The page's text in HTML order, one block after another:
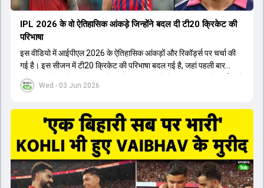
Wed - 03 Jun 2026
IPL 2026 के वो ऐतिहासिक आंकड़े जिन्होंने बदल दी टी20 क्रिकेट की
परिभाषा
इस वीडियो में आईपीएल 2026 के ऐतिहासिक आंकड़ों और रिकॉर्ड्स पर चर्चा की
गई है। इस सीजन में टी20 क्रिकेट की परिभाषा बदल गई है, जहां पहली बार
भारतीय बल्लेबाजों का स्ट्राइक रेट विदेशी खिलाड़ियों से ज्यादा रहा। पूरे टूर्नामेंट में
1426 छक्के लगे और 65 बार टीमों ने 200 से ज्यादा का स्कोर बनाया, जो एक
स्ट्राइक रेट के साथ मोस्ट वैल्युएबल प्लेयर का खिताब जीता। इसके अलावा पंजाब
और बेंगलुरु के प्रदर्शन के साथ-साथ लक्ष्य का पीछा करने वाली टीमों की सफलता
के आंकड़ों का भी विश्लेषण किया गया है।